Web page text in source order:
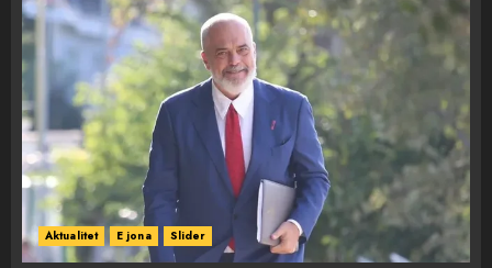
Aktualitet E jona Slider